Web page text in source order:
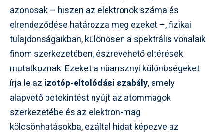
azonosak – hiszen az elektronok száma és
elrendeződése határozza meg ezeket –, fizikai
tulajdonságaikban, különösen a spektrális vonalaik
finom szerkezetében, észrevehető eltérések
mutatkoznak. Ezeket a nüansznyi különbségeket
írja le az izotóp-eltolódási szabály, amely
alapvető betekintést nyújt az atommagok
szerkezetébe és az elektron-mag
kölcsönhatásokba, ezáltal hidat képezve az